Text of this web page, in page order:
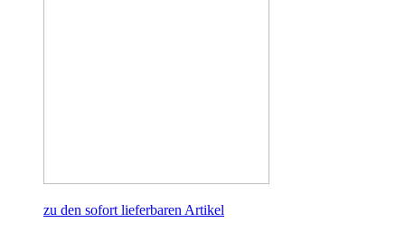
zu den sofort lieferbaren Artikel